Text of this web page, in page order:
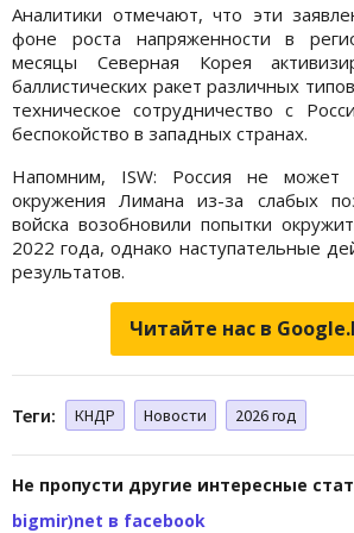
Аналитики отмечают, что эти
фоне роста напряженности в
месяцы Северная Корея
баллистических ракет различных
техническое сотрудничество с
беспокойство в западных странах.
Напомним, ISW: Россия не может
окружения Лимана из-за слабых
войска возобновили попытки
2022 года, однако наступательные
результатов.
Читайте нас в
Теги: КНДР Новости 2026 год
Не пропусти другие интересные
bigmir)net в facebook